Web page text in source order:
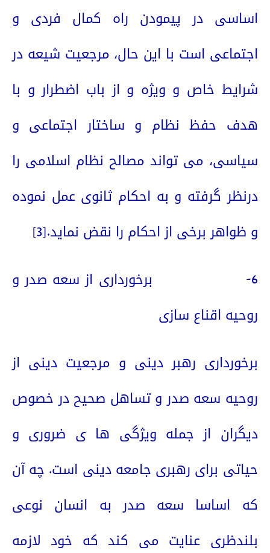
اساسی در پیمودن راه کمال فردی و
اجتماعی است با این حال، مرجعیت شیعه در
شرایط خاص و ویژه و از باب اضطرار و با
هدف حفظ نظام و ساختار اجتماعی و
سیاسی، می تواند مصالح نظام اسلامی را
درنظر گرفته و به احکام ثانوی عمل نموده
و ظواهر برخی از احکام را نقض نماید.[3]
6-
برخورداری از سعه صدر و
روحیه اقناع سازی
برخورداری رهبر دینی و مرجعیت دینی از
روحیه سعه صدر و تساهل صحیح در خصوص
دیگران از جمله ویژگی ها ی ضروری و
حیاتی برای رهبری جامعه دینی است. چه آن
که اساسا سعه صدر به انسان نوعی
بلندظری عنایت می کند که خود لازمه